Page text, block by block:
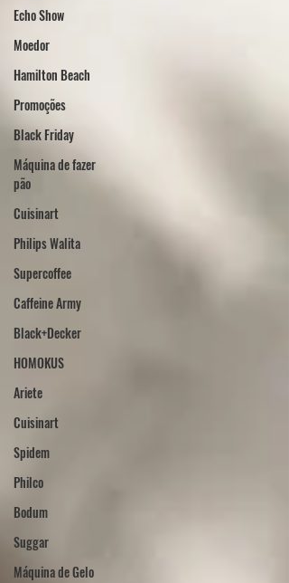
Echo Show
Moedor
Hamilton Beach
Promoções
Black Friday
Máquina de fazer
pão
Cuisinart
Philips Walita
Supercoffee
Caffeine Army
Black+Decker
HOMOKUS
Ariete
Cuisinart
Spidem
Philco
Bodum
Suggar
Máquina de Gelo